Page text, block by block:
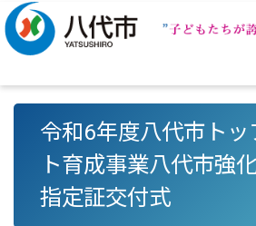
令和6年度八代市トッ
ト育成事業八代市強
指定証交付式